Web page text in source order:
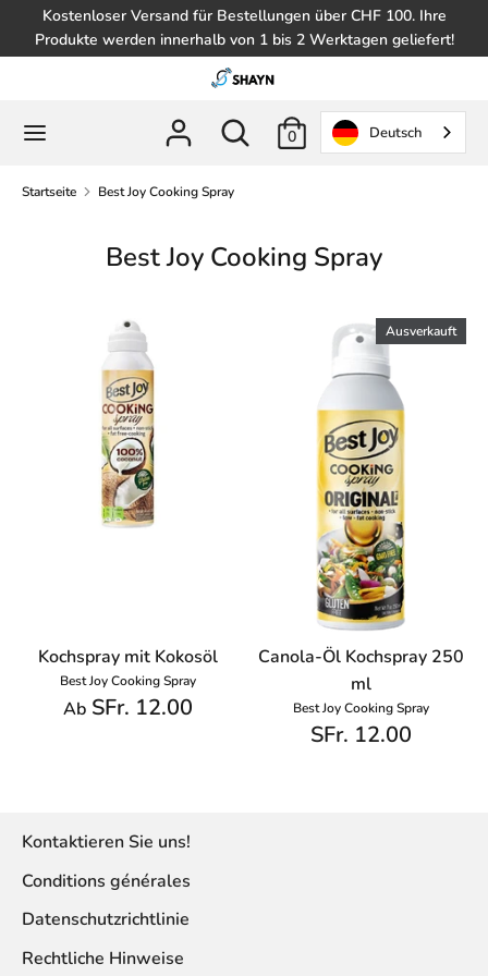
Inhalt
Kostenloser Versand für Bestellungen über CHF 100. Ihre
Produkte werden innerhalb von 1 bis 2 Werktagen geliefert!
Suche
0 Deutsch
Startseite Best Joy Cooking Spray
Best Joy Cooking Spray
Kochspray mit Kokosöl
Best Joy Cooking Spray
Ab SFr. 12.00
Canola-Öl Kochspray 250
ml
Best Joy Cooking Spray
SFr. 12.00
Ausverkauft
Kontaktieren Sie uns!
Conditions générales
Datenschutzrichtlinie
Rechtliche Hinweise